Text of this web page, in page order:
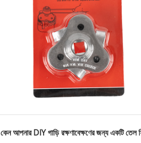
কেন আপনার DIY গাড়ি রক্ষণাবেক্ষণের জন্য একটি তেল